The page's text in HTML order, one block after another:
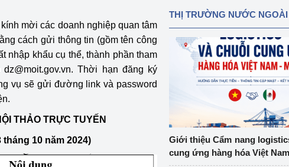
Tổ chức được cấp GCN đăng ký, hoạt
động kiểm định thiết bị, dụng cụ điện
làm việc ở môi trường không có nguy
hiểm khí, bụi nổ
Tổ chức huấn luyện, bồi dưỡng
nghiệp vụ kiểm định kỹ thuật an toàn
lao động
Công Thương
lượng tiết kiệm và
Hiệu quả năng lượng
nghệ và đổi mới sáng
mời các doanh nghiệp quan tâm
cách gửi thông tin (gồm tên công
nhập khẩu cụ thể, thành phần tham
Thời hạn đăng ký
vụ sẽ gửi đường link và password
THẢO TRỰC TUYẾN
10 năm 2024)
THỊ TRƯỜNG NƯỚC NGOÀI
Giới thiệu Cẩm nang
cung ứng hàng hóa Việt